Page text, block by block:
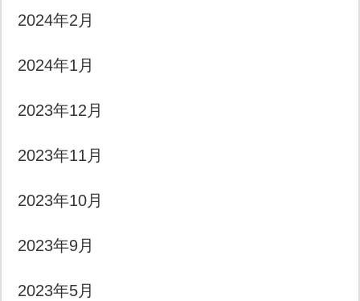
2024年2月
2024年1月
2023年12月
2023年11月
2023年10月
2023年9月
2023年5月